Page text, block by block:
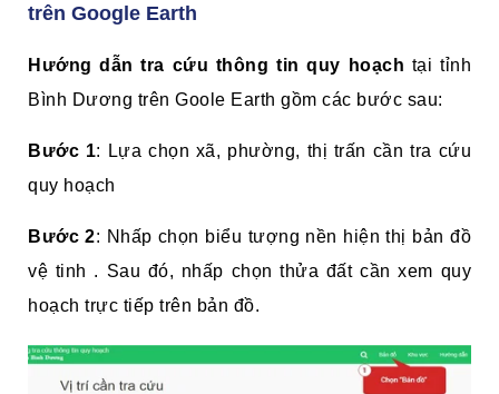
trên Google Earth
Hướng dẫn tra cứu thông tin quy hoạch tại tỉnh
Bình Dương trên Goole Earth gồm các bước sau:
Bước 1: Lựa chọn xã, phường, thị trấn cần tra cứu
quy hoạch
Bước 2: Nhấp chọn biểu tượng nền hiện thị bản đồ
vệ tinh . Sau đó, nhấp chọn thửa đất cần xem quy
hoạch trực tiếp trên bản đồ.